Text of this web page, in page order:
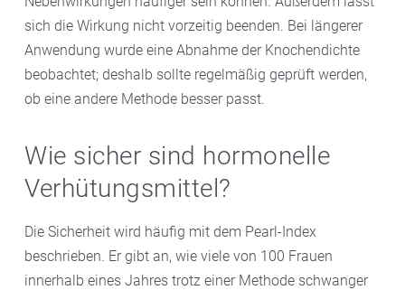
sich die Wirkung nicht vorzeitig beenden. Bei längerer
Anwendung wurde eine Abnahme der Knochendichte
beobachtet; deshalb sollte regelmäßig geprüft werden,
ob eine andere Methode besser passt.
Wie sicher sind hormonelle
Verhütungsmittel?
Die Sicherheit wird häufig mit dem Pearl-Index
beschrieben. Er gibt an, wie viele von 100 Frauen
innerhalb eines Jahres trotz einer Methode schwanger